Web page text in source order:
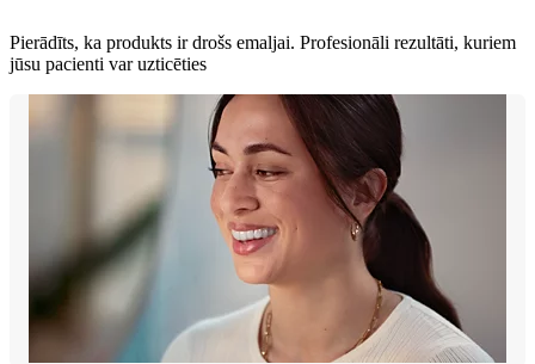
Pierādīts, ka produkts ir drošs emaljai. Profesionāli rezultāti, kuriem
jūsu pacienti var uzticēties